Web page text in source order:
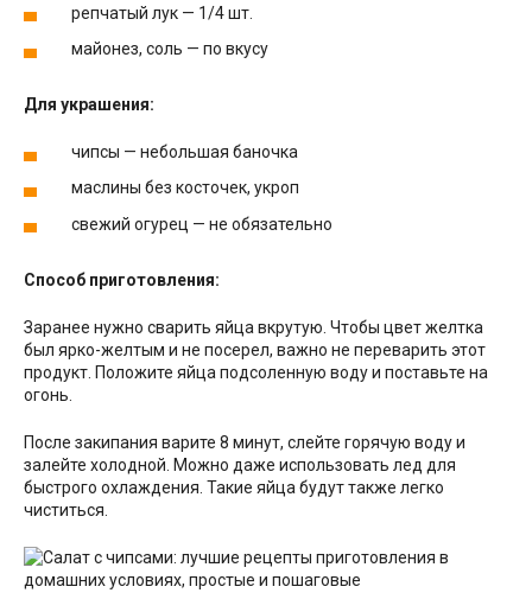
репчатый лук — 1/4 шт.
майонез, соль — по вкусу
Для украшения:
чипсы — небольшая баночка
маслины без косточек, укроп
свежий огурец — не обязательно
Способ приготовления:
Заранее нужно сварить яйца вкрутую. Чтобы цвет желтка
был ярко-желтым и не посерел, важно не переварить этот
продукт. Положите яйца подсоленную воду и поставьте на
огонь.
После закипания варите 8 минут, слейте горячую воду и
залейте холодной. Можно даже использовать лед для
быстрого охлаждения. Такие яйца будут также легко
чиститься.